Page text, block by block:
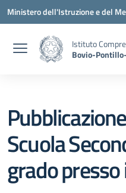
Vai ai contenuti
Vai al menu di navigazione
Vai al footer
Ministero dell'Istruzione e del
Istituto
Bovio-
Scuola
grado